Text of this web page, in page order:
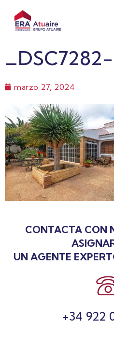
marzo 27, 2024
CONTACTA CON
UN AGENTE
+34 922